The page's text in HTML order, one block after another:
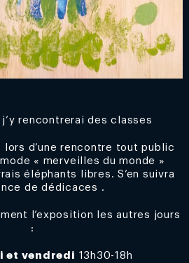
j’y rencontrerai des classes
lors d’une rencontre tout public
« merveilles du monde »
éléphants libres. S’en suivra
de dédicaces .
l’exposition les autres jours
:
et vendredi 13h30-18h